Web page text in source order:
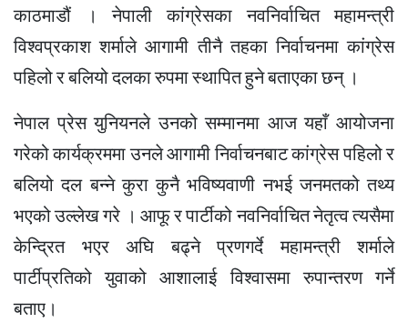
काठमाडौं । नेपाली कांग्रेसका नवनिर्वाचित महामन्त्री
विश्वप्रकाश शर्माले आगामी तीनै तहका निर्वाचनमा कांग्रेस
पहिलो र बलियो दलका रुपमा स्थापित हुने बताएका छन् ।
नेपाल प्रेस युनियनले उनको सम्मानमा आज यहाँ आयोजना
गरेको कार्यक्रममा उनले आगामी निर्वाचनबाट कांग्रेस पहिलो र
बलियो दल बन्ने कुरा कुनै भविष्यवाणी नभई जनमतको तथ्य
भएको उल्लेख गरे । आफू र पार्टीको नवनिर्वाचित नेतृत्व त्यसैमा
केन्द्रित भएर अघि बढ्ने प्रणगर्दे महामन्त्री शर्माले
पार्टीप्रतिको युवाको आशालाई विश्वासमा रुपान्तरण गर्ने
बताए।